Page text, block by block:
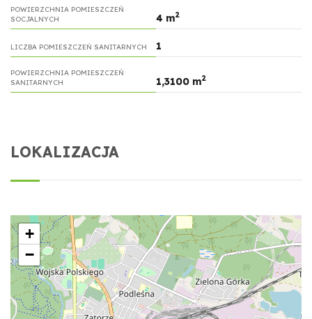
POWIERZCHNIA POMIESZCZEŃ
SOCJALNYCH
4 m2
LICZBA POMIESZCZEŃ SANITARNYCH 1
POWIERZCHNIA POMIESZCZEŃ
SANITARNYCH
1,3100 m2
LOKALIZACJA
+
−